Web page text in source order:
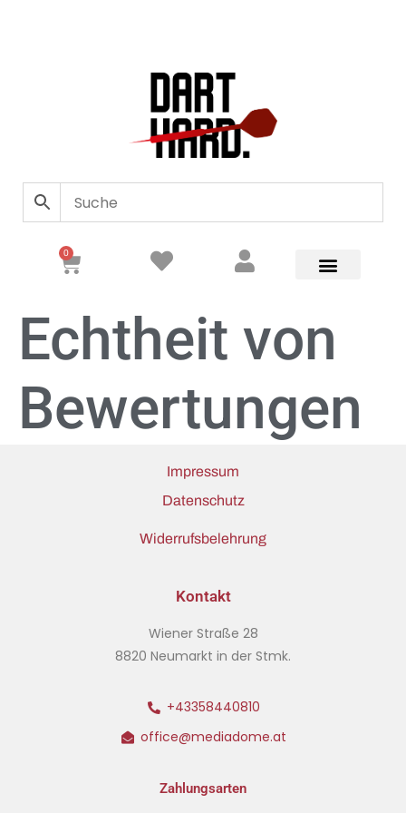
0
Echtheit von
Bewertungen
Impressum
Datenschutz
Widerrufsbelehrung
Kontakt
Wiener Straße 28
8820 Neumarkt in der Stmk.
+43358440810
office@mediadome.at
Zahlungsarten